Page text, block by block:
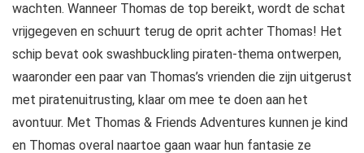
wachten. Wanneer Thomas de top bereikt, wordt de schat
vrijgegeven en schuurt terug de oprit achter Thomas! Het
schip bevat ook swashbuckling piraten-thema ontwerpen,
waaronder een paar van Thomas’s vrienden die zijn uitgerust
met piratenuitrusting, klaar om mee te doen aan het
avontuur. Met Thomas & Friends Adventures kunnen je kind
en Thomas overal naartoe gaan waar hun fantasie ze